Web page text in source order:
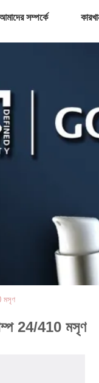
সম্পর্কে
মসৃণ
24/410 মসৃণ